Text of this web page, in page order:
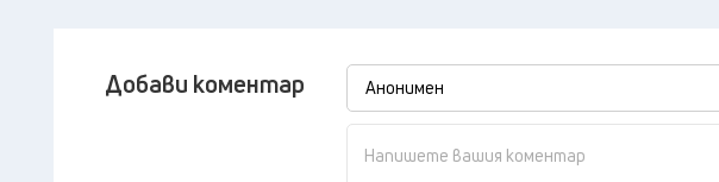
Добави коментар